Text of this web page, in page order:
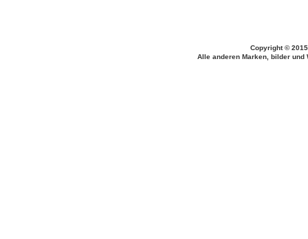
Copyright ©
Alle anderen Marken, bilder und